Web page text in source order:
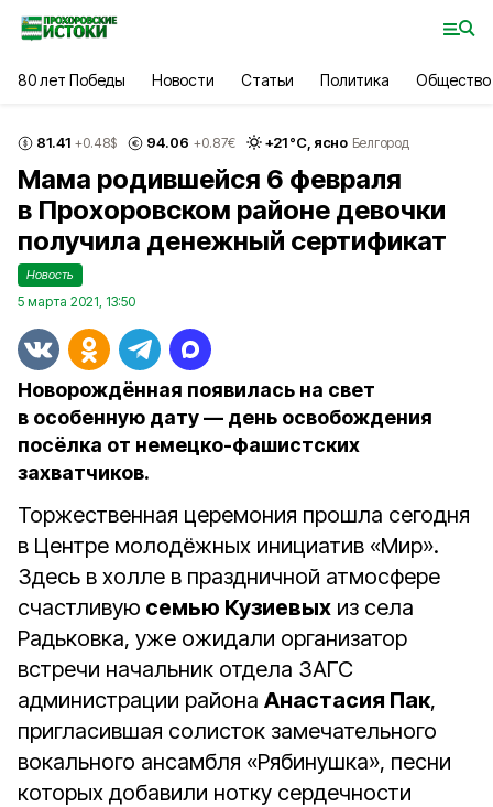
80 лет Победы Новости Статьи Политика Общество
81.41 +0.48$ 94.06 +0.87€ +21°С, ясно Белгород
Мама родившейся 6 февраля
в Прохоровском районе девочки
получила денежный сертификат
Новость
5 марта 2021, 13:50
Новорождённая появилась на свет
в особенную дату — день освобождения
посёлка от немецко-фашистских
захватчиков.
Торжественная церемония прошла сегодня
в Центре молодёжных инициатив «Мир».
Здесь в холле в праздничной атмосфере
счастливую семью Кузиевых из села
Радьковка, уже ожидали организатор
встречи начальник отдела ЗАГС
администрации района Анастасия Пак,
пригласившая солисток замечательного
вокального ансамбля «Рябинушка», песни
которых добавили нотку сердечности